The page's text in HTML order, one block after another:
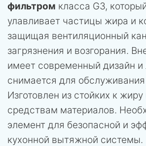
фильтром класса G3,
улавливает частицы жира и
защищая вентиляционный
загрязнения и возгорания.
имеет современный дизайн и
снимается для
Изготовлен из стойких к
средствам материалов.
элемент для безопасной и
кухонной вытяжной системы.